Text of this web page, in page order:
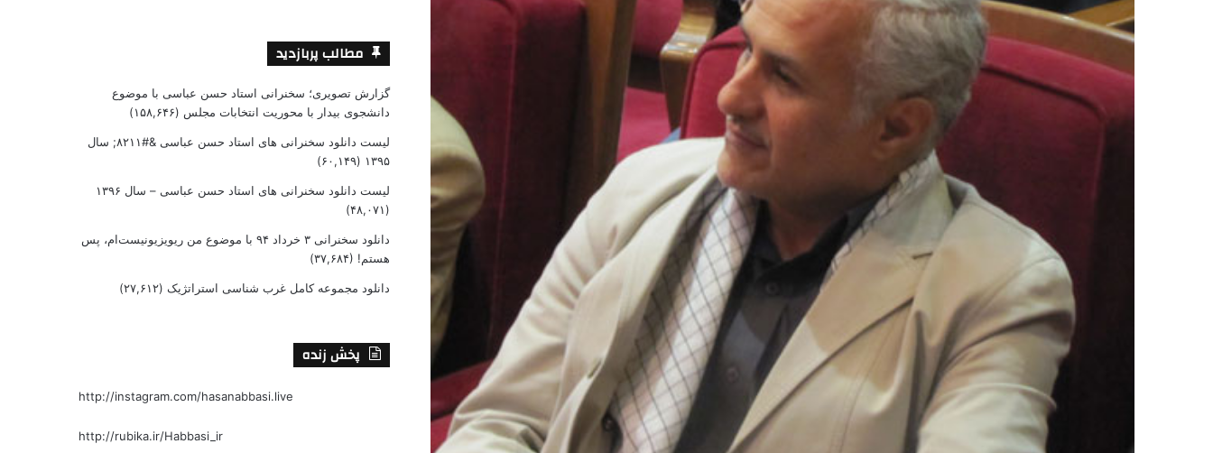
مطالب پربازدید
گزارش تصویری؛ سخنرانی استاد حسن عباسی با موضوع
دانشجوی بیدار با محوریت انتخابات مجلس (۱۵۸,۶۴۶)
لیست دانلود سخنرانی های استاد حسن عباسی &#۸۲۱۱; سال
۱۳۹۵ (۶۰,۱۴۹)
لیست دانلود سخنرانی های استاد حسن عباسی – سال ۱۳۹۶
(۴۸,۰۷۱)
دانلود سخنرانی ۳ خرداد ۹۴ با موضوع من ریویزیونیست‌ام، پس
هستم! (۳۷,۶۸۴)
دانلود مجموعه کامل غرب شناسی استراتژیک (۲۷,۶۱۲)
پخش زنده
http://instagram.com/hasanabbasi.live
http://rubika.ir/Habbasi_ir